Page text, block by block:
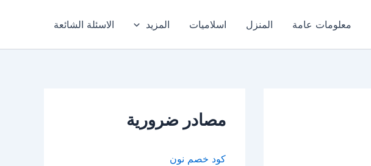
معلومات عامة المنزل اسلاميات المزيد الاسئلة الشائعة
مصادر ضرورية
كود خصم نون